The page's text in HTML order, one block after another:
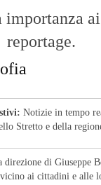
reportage.
Notizie in tempo
Stretto e della
direzione di Giuseppe
ai cittadini e alle